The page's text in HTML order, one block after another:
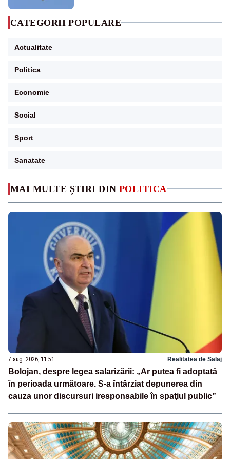
MAI MULTE ȘTIRI DIN POLITICA
7 aug. 2026, 11:51 Realitatea de Salaj
Bolojan, despre legea salarizării: „Ar putea fi adoptată
în perioada următoare. S-a întârziat depunerea din
cauza unor discursuri iresponsabile în spaţiul public”
CATEGORII POPULARE
Actualitate
Politica
Economie
Social
Sport
Sanatate